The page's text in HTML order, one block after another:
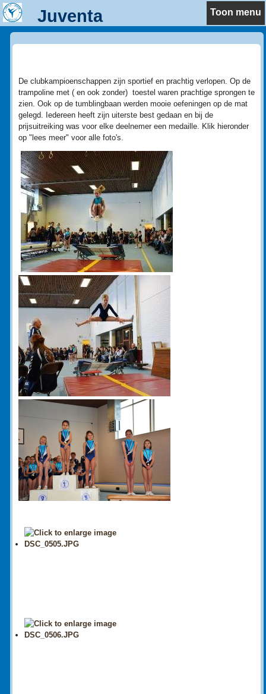
Juventa Toon menu
De clubkampioenschappen zijn sportief en prachtig verlopen. Op de
trampoline met ( en ook zonder) toestel waren prachtige sprongen te
zien. Ook op de tumblingbaan werden mooie oefeningen op de mat
gelegd. Iedereen heeft zijn uiterste best gedaan en bij de
prijsuitreiking was voor elke deelnemer een medaille. Klik hieronder
op "lees meer" voor alle foto's.